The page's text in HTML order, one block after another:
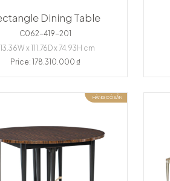
Dining Table
C062-419-201
x 111.76D x 74.93H cm
Price: 178.310.000 ₫
HÀNG CÓ SẴN